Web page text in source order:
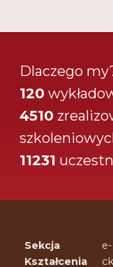
Dlaczego
120
4510
11231
Sekcja
Kształcenia